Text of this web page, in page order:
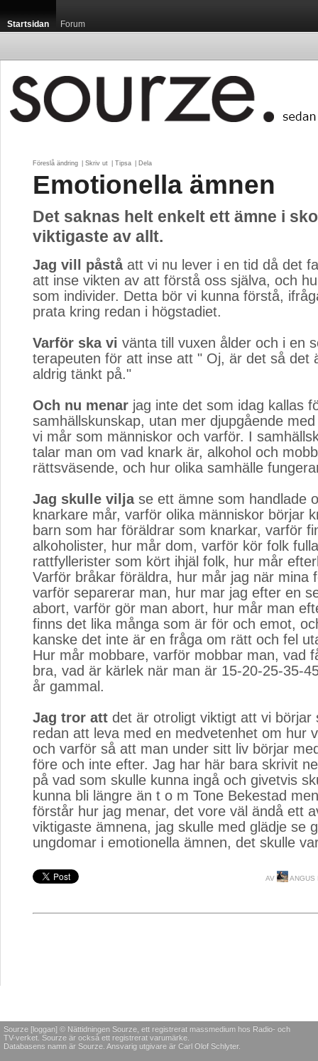
Startsidan Forum
Föreslå ändring Skriv ut Tipsa Dela
Emotionella ämnen
Det saknas helt enkelt ett ämne i
viktigaste av allt.
Jag vill påståatt vi nu lever i en tid då det
att inse vikten av att förstå oss själva, och
som individer. Detta bör vi kunna förstå,
prata kring redan i högstadiet.
Varför ska vi vänta till vuxen ålder och i en
terapeuten för att inse att " Oj, är det så det
aldrig tänkt på."
Och nu menar jag inte det som idag kallas
samhällskunskap, utan mer djupgående
vi mår som människor och varför. I
talar man om vad knark är, alkohol och
rättsväsende, och hur olika samhälle
Jag skulle viljase ett ämne som handlade
knarkare mår, varför olika människor börjar
barn som har föräldrar som knarkar, varför
alkoholister, hur mår dom, varför kör folk
rattfyllerister som kört ihjäl folk, hur mår
Varför bråkar föräldra, hur mår jag när mina
varför separerar man, hur mar jag efter en
abort, varför gör man abort, hur mår man
finns det lika många som är för och emot,
kanske det inte är en fråga om rätt och fel
Hur mår mobbare, varför mobbar man, vad
bra, vad är kärlek när man är 15-20-25-35-
år gammal.
Jag tror att det är otroligt viktigt att vi börjar
redan att leva med en medvetenhet om hur
och varför så att man under sitt liv börjar
före och inte efter. Jag har här bara skrivit
på vad som skulle kunna ingå och givetvis
kunna bli längre än t o m Tone Bekestad
förstår hur jag menar, det vore väl ändå ett
viktigaste ämnena, jag skulle med glädje se
ungdomar i emotionella ämnen, det skulle
AV ANGUS
Sourze [loggan] © Nättidningen Sourze, ett registrerat massmedium hos Radio- och
TV-verket. Sourze är också ett registrerat varumärke.
Databasens namn är Sourze. Ansvarig utgivare är Carl Olof Schlyter.